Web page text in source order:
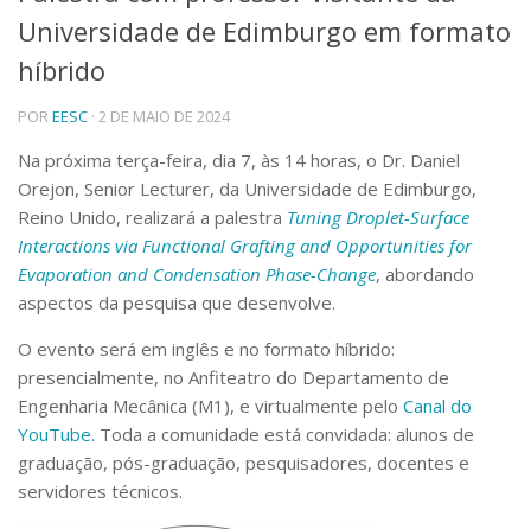
Telefones e Mapas
Pessoas
Ensino
Graduação
Educação a distância
Cursos de Extensão
Pesquisa e Inovação
Linhas de Pesquisa
Centros, Núcleos e Projetos em Rede
Pós-doutorado
Iniciação Científica
Transferência de Tecnologia
Empresas Juniores
Extensão à Comunidade
Projetos, Programas e Cursos
Artes, Cultura e Esportes
Universidade de Edimburgo em formato
híbrido
POREESC · 2 DE MAIO DE 2024
Na próxima terça-feira, dia 7, às 14 horas, o Dr. Daniel
Orejon, Senior Lecturer, da Universidade de Edimburgo,
Reino Unido, realizará a palestra Tuning Droplet-Surface
Interactions via Functional Grafting and Opportunities for
Evaporation and Condensation Phase-Change, abordando
aspectos da pesquisa que desenvolve.
O evento será em inglês e no formato híbrido:
presencialmente, no Anfiteatro do Departamento de
Engenharia Mecânica (M1), e virtualmente pelo Canal do
YouTube. Toda a comunidade está convidada: alunos de
graduação, pós-graduação, pesquisadores, docentes e
servidores técnicos.